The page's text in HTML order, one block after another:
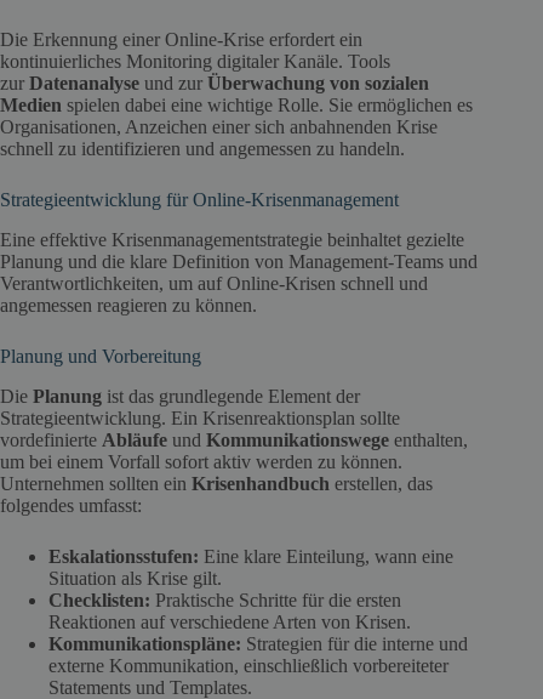
Die Erkennung einer Online-Krise erfordert ein
kontinuierliches Monitoring digitaler Kanäle. Tools
zur Datenanalyse und zur Überwachung von sozialen
Medien spielen dabei eine wichtige Rolle. Sie ermöglichen es
Organisationen, Anzeichen einer sich anbahnenden Krise
schnell zu identifizieren und angemessen zu handeln.
Strategieentwicklung für Online-Krisenmanagement
Eine effektive Krisenmanagementstrategie beinhaltet gezielte
Planung und die klare Definition von Management-Teams und
Verantwortlichkeiten, um auf Online-Krisen schnell und
angemessen reagieren zu können.
Planung und Vorbereitung
Die Planung ist das grundlegende Element der
Strategieentwicklung. Ein Krisenreaktionsplan sollte
vordefinierte Abläufe und Kommunikationswege enthalten,
um bei einem Vorfall sofort aktiv werden zu können.
Unternehmen sollten ein Krisenhandbuch erstellen, das
folgendes umfasst:
Eskalationsstufen: Eine klare Einteilung, wann eine
Situation als Krise gilt.
Checklisten: Praktische Schritte für die ersten
Reaktionen auf verschiedene Arten von Krisen.
Kommunikationspläne: Strategien für die interne und
externe Kommunikation, einschließlich vorbereiteter
Statements und Templates.